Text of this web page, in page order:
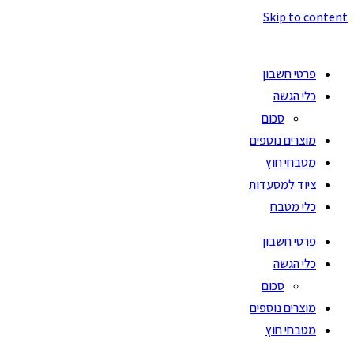
Skip to content
פרטי חשבון
כלי הגשה
סכום
מוצרים נוספים
מטבחי חוץ
ציוד למסעדות
כלי מטבח
פרטי חשבון
כלי הגשה
סכום
מוצרים נוספים
מטבחי חוץ